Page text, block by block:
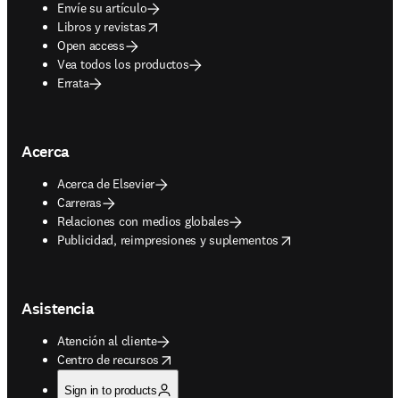
Envíe su artículo
Libros y revistas
opens in new tab/window
Open access
Vea todos los productos
Errata
Acerca
Acerca de Elsevier
Carreras
Relaciones con medios globales
Publicidad, reimpresiones y suplementos
opens in new tab/window
Asistencia
Atención al cliente
Centro de recursos
opens in new tab/window
Sign in to products